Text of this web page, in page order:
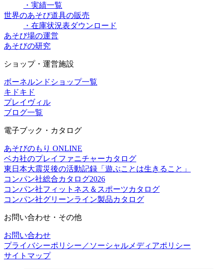
・実績一覧
世界のあそび道具の販売
・在庫状況表ダウンロード
あそび場の運営
あそびの研究
ショップ・運営施設
ボーネルンドショップ一覧
キドキド
プレイヴィル
ブログ一覧
電子ブック・カタログ
あそびのもり ONLINE
ベカ社のプレイファニチャーカタログ
東日本大震災後の活動記録「遊ぶことは生きること」
コンパン社総合カタログ2026
コンパン社フィットネス＆スポーツカタログ
コンパン社グリーンライン製品カタログ
お問い合わせ・その他
お問い合わせ
プライバシーポリシー／ソーシャルメディアポリシー
サイトマップ